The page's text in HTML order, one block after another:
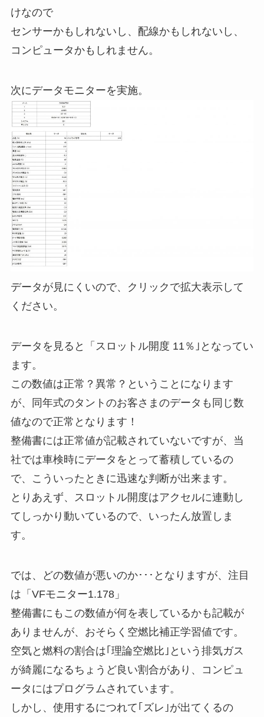
けなので
センサーかもしれないし、配線かもしれないし、
コンピュータかもしれません。
次にデータモニターを実施。
データが見にくいので、クリックで拡大表示して
ください。
データを見ると「スロットル開度 11％｣となってい
ます。
この数値は正常？異常？ということになります
が、同年式のタントのお客さまのデータも同じ数
値なので正常となります！
整備書には正常値が記載されていないですが、当
社では車検時にデータをとって蓄積しているの
で、こういったときに迅速な判断が出来ます。
とりあえず、スロットル開度はアクセルに連動し
てしっかり動いているので、いったん放置しま
す。
では、どの数値が悪いのか･･･となりますが、注目
は「VFモニター1.178」
整備書にもこの数値が何を表しているかも記載が
ありませんが、おそらく空燃比補正学習値です。
空気と燃料の割合は｢理論空燃比｣という排気ガス
が綺麗になるちょうど良い割合があり、コンピュ
ータにはプログラムされています。
しかし、使用するにつれて｢ズレ｣が出てくるの